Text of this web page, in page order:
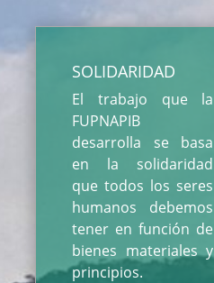
SOLIDARIDAD
El trabajo que la
FUPNAPIB
desarrolla se basa
en la solidaridad
que todos los seres
humanos debemos
tener en función de
bienes materiales y
principios.